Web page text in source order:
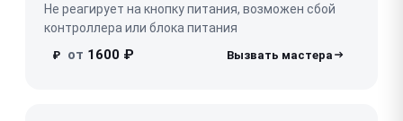
Не реагирует на кнопку питания, возможен сбой
контроллера или блока питания
₽ от 1600 ₽